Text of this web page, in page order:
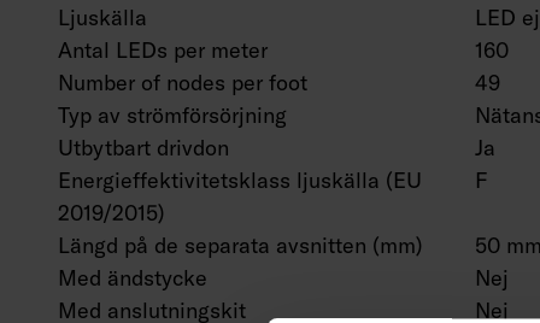
Ljuskälla
LED
Antal LEDs per meter
160
Number of nodes per foot
49
Typ av strömförsörjning
Utbytbart drivdon
Ja
Energieffektivitetsklass ljuskälla (EU
2019/2015)
F
Längd på de separata avsnitten (mm)
50 mm
Med ändstycke
Nej
Med anslutningskit
Nej